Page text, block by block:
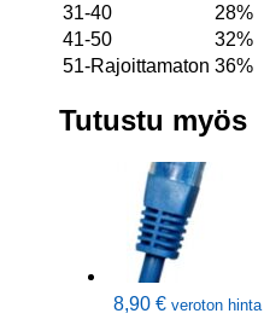
31-40
28%
41-50
32%
51-Rajoittamaton 36%
Tutustu myös
8,90 € veroton hinta